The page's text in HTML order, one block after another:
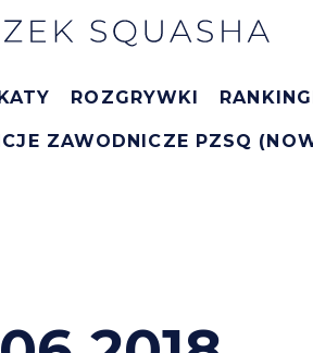
ROZGRYWKI
ZAWODNICZE PZSQ